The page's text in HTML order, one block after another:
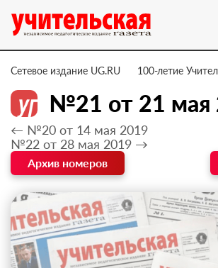
Сетевое издание UG.RU 100-летие
№21 от 21 мая
← №20 от 14 мая 2019
№22 от 28 мая 2019 →
Архив номеров